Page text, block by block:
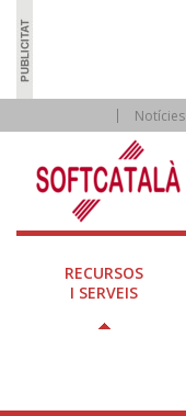
Notícies
RECURSOS
I SERVEIS